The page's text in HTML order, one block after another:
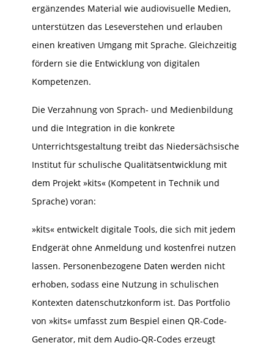
ergänzendes Material wie audiovisuelle Medien,
unterstützen das Leseverstehen und erlauben
einen kreativen Umgang mit Sprache. Gleichzeitig
fördern sie die Entwicklung von digitalen
Kompetenzen.
Die Verzahnung von Sprach- und Medienbildung
und die Integration in die konkrete
Unterrichtsgestaltung treibt das Niedersächsische
Institut für schulische Qualitätsentwicklung mit
dem Projekt »kits« (Kompetent in Technik und
Sprache) voran:
»kits« entwickelt digitale Tools, die sich mit jedem
Endgerät ohne Anmeldung und kostenfrei nutzen
lassen. Personenbezogene Daten werden nicht
erhoben, sodass eine Nutzung in schulischen
Kontexten datenschutzkonform ist. Das Portfolio
von »kits« umfasst zum Bespiel einen QR-Code-
Generator, mit dem Audio-QR-Codes erzeugt